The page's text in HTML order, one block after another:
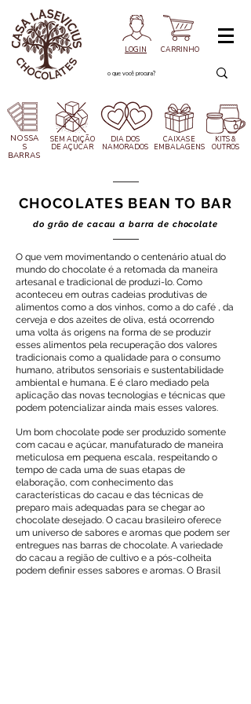
LOGIN CARRINHO
NOSSA
S
BARRAS
SEM ADIÇÃO
DE AÇÚCAR
DIA DOS
NAMORADOS
CAIXASE
EMBALAGENS
KITS &
OUTROS
CHOCOLATES BEAN TO BAR
do grão de cacau a barra de chocolate
O que vem movimentando o centenário atual do
mundo do chocolate é a retomada da maneira
artesanal e tradicional de produzi-lo. Como
aconteceu em outras cadeias produtivas de
alimentos como a dos vinhos, como a do café , da
cerveja e dos azeites de oliva, está ocorrendo
uma volta ás origens na forma de se produzir
esses alimentos pela recuperação dos valores
tradicionais como a qualidade para o consumo
humano, atributos sensoriais e sustentabilidade
ambiental e humana. E é claro mediado pela
aplicação das novas tecnologias e técnicas que
podem potencializar ainda mais esses valores.
Um bom chocolate pode ser produzido somente
com cacau e açúcar, manufaturado de maneira
meticulosa em pequena escala, respeitando o
tempo de cada uma de suas etapas de
elaboração, com conhecimento das
características do cacau e das técnicas de
preparo mais adequadas para se chegar ao
chocolate desejado. O cacau brasileiro oferece
um universo de sabores e aromas que podem ser
entregues nas barras de chocolate. A variedade
do cacau a região de cultivo e a pós-colheita
podem definir esses sabores e aromas. O Brasil